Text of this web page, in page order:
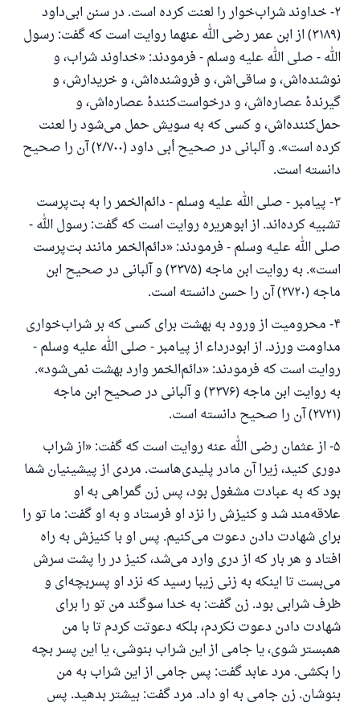
۲- خداوند شراب‌خوار را لعنت کرده است. در سنن ابی‌داود
(۳۱۸۹) از ابن عمر رضی الله عنهما روایت است که گفت: رسول
الله - صلی الله علیه وسلم - فرمودند: «خداوند شراب، و
نوشنده‌اش، و ساقى‌اش، و فروشنده‌اش، و خریدارش، و
گیرندهٔ عصاره‌اش، و درخواست‌کنندهٔ عصاره‌اش، و
حمل‌کننده‌اش، و کسی که به سویش حمل می‌شود را لعنت
کرده است». و آلبانی در صحیح أبی داود (۲/۷۰۰) آن را صحیح
دانسته است.
۳- پیامبر - صلی الله علیه وسلم - دائم‌الخمر را به بت‌پرست
تشبیه کرده‌اند. از ابوهریره روایت است که گفت: رسول الله -
صلی الله علیه وسلم - فرمودند: «دائم‌الخمر مانند بت‌پرست
است». به روایت ابن ماجه (۳۳۷۵) و آلبانی در صحیح ابن
ماجه (۲۷۲۰) آن را حسن دانسته است.
۴- محرومیت از ورود به بهشت برای کسی که بر شراب‌خواری
مداومت ورزد. از ابودرداء از پیامبر - صلی الله علیه وسلم -
روایت است که فرمودند: «دائم‌الخمر وارد بهشت نمی‌شود».
به روایت ابن ماجه (۳۳۷۶) و آلبانی در صحیح ابن ماجه
(۲۷۲۱) آن را صحیح دانسته است.
۵- از عثمان رضی الله عنه روایت است که گفت: «از شراب
دوری کنید، زیرا آن مادر پلیدی‌هاست. مردی از پیشینیان شما
بود که به عبادت مشغول بود، پس زن گمراهی به او
علاقه‌مند شد و کنیزش را نزد او فرستاد و به او گفت: ما تو را
برای شهادت دادن دعوت می‌کنیم. پس او با کنیزش به راه
افتاد و هر بار که از دری وارد می‌شد، کنیز در را پشت سرش
می‌بست تا اینکه به زنی زیبا رسید که نزد او پسربچه‌ای و
ظرف شرابی بود. زن گفت: به خدا سوگند من تو را برای
شهادت دادن دعوت نکردم، بلکه دعوتت کردم تا با من
همبستر شوی، یا جامی از این شراب بنوشی، یا این پسر بچه
را بکشی. مرد عابد گفت: پس جامی از این شراب به من
بنوشان. زن جامی به او داد. مرد گفت: بیشتر بدهید. پس